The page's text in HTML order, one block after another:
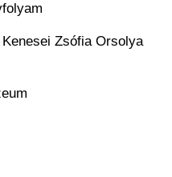
Zsófia Orsolya